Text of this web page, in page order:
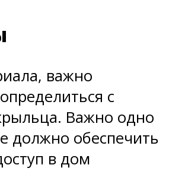
важно
с
Важно одно
должно обеспечить
в дом